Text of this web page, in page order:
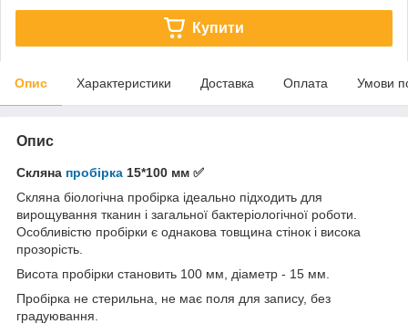
Купити
Опис Характеристики Доставка Оплата Умови
Опис
Скляна пробірка 15*100 мм ✅
Скляна біологічна пробірка ідеально підходить для
вирощування тканин і загальної бактеріологічної роботи.
Особливістю пробірки є однакова товщина стінок і висока
прозорість.
Висота пробірки становить 100 мм, діаметр - 15 мм.
Пробірка не стерильна, не має поля для запису, без
градуювання.